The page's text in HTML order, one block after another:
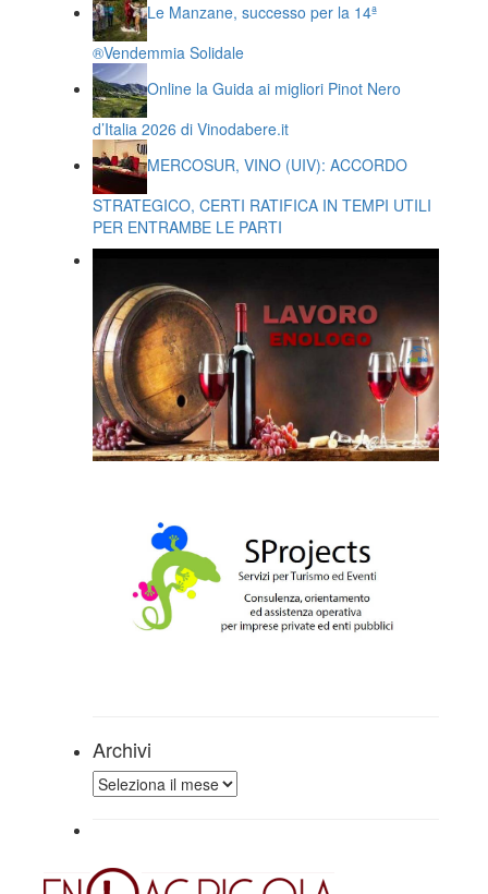
Le Manzane, successo per la 14ª
®️Vendemmia Solidale
Online la Guida ai migliori Pinot Nero
d’Italia 2026 di Vinodabere.it
MERCOSUR, VINO (UIV): ACCORDO
STRATEGICO, CERTI RATIFICA IN TEMPI UTILI
PER ENTRAMBE LE PARTI
Archivi
Archivi